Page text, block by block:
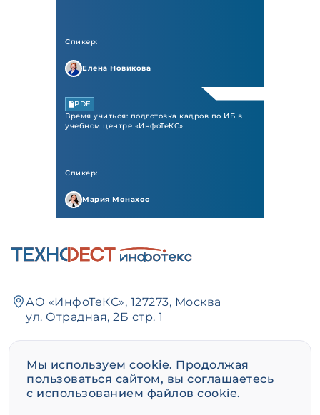
Спикер:
Елена Новикова
PDF
Время учиться: подготовка кадров по ИБ в
учебном центре «ИнфоТеКС»
Спикер:
Мария Монахос
АО «ИнфоТеКС», 127273, Москва
ул. Отрадная, 2Б стр. 1
+7 495 737-72-78
Мы используем cookie. Продолжая
пользоваться сайтом, вы соглашаетесь
с использованием файлов cookie.